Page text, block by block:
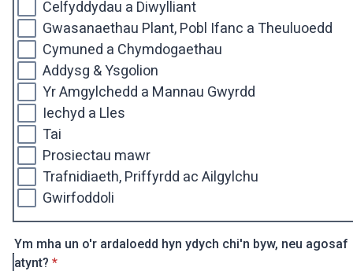
Celfyddydau a Diwylliant
Gwasanaethau Plant, Pobl Ifanc a Theuluoedd
Cymuned a Chymdogaethau
Addysg & Ysgolion
Yr Amgylchedd a Mannau Gwyrdd
Iechyd a Lles
Tai
Prosiectau mawr
Trafnidiaeth, Priffyrdd ac Ailgylchu
Gwirfoddoli
Ym mha un o'r ardaloedd hyn ydych chi'n byw, neu agosaf
atynt? * Ofynnol
*